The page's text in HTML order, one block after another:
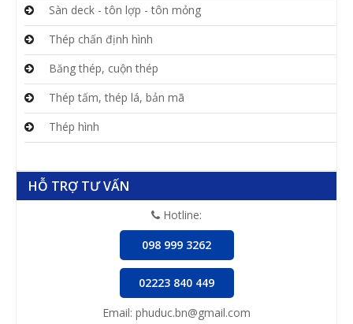
Sàn deck - tôn lợp - tôn mỏng
Thép chấn định hình
Băng thép, cuộn thép
Thép tấm, thép lá, bản mã
Thép hình
HỖ TRỢ TƯ VẤN
Hotline:
098 999 3262
02223 840 449
Email: phuduc.bn@gmail.com